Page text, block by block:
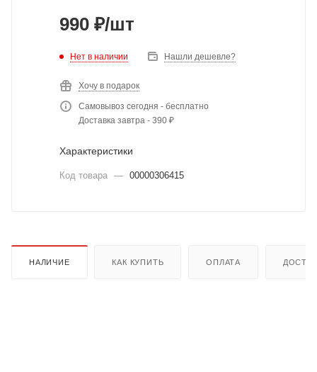
990 ₽/шт
Нет в наличии Нашли дешевле?
Хочу в подарок
Самовывоз сегодня - бесплатно
Доставка завтра - 390 ₽
Характеристики
Код товара — 00000306415
НАЛИЧИЕ КАК КУПИТЬ ОПЛАТА